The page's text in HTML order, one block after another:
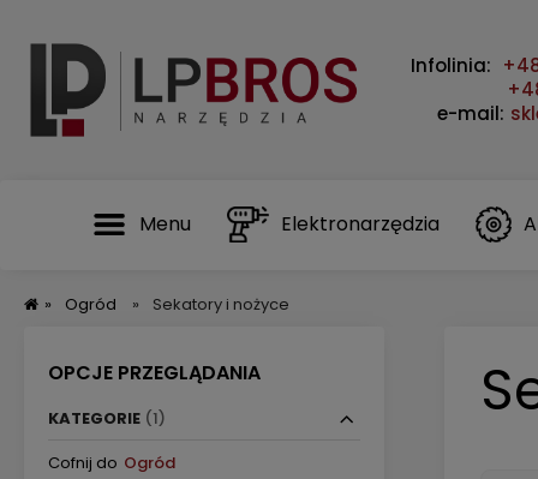
Infolinia:
e-mail:
Menu Elektronarzędzia
» Ogród » Sekatory i nożyce
OPCJE PRZEGLĄDANIA
KATEGORIE (1)
Cofnij do Ogród